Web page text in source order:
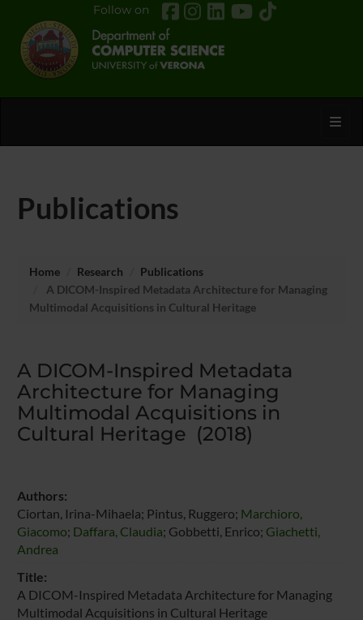
Follow on
Publications
Home Research
Publications
A DICOM-Inspired Metadata Architecture for Managing
Multimodal Acquisitions in Cultural Heritage
A DICOM-Inspired Metadata
Architecture for Managing
Multimodal Acquisitions in
Cultural Heritage (2018)
Authors:
Ciortan, Irina-Mihaela; Pintus, Ruggero; Marchioro,
Giacomo; Daffara, Claudia; Gobbetti, Enrico; Giachetti,
Andrea
Title:
A DICOM-Inspired Metadata Architecture for Managing
Multimodal Acquisitions in Cultural Heritage